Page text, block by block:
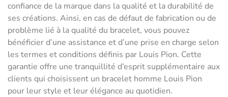
confiance de la marque dans la qualité et la durabilité de
ses créations. Ainsi, en cas de défaut de fabrication ou de
problème lié à la qualité du bracelet, vous pouvez
bénéficier d’une assistance et d’une prise en charge selon
les termes et conditions définis par Louis Pion. Cette
garantie offre une tranquillité d’esprit supplémentaire aux
clients qui choisissent un bracelet homme Louis Pion
pour leur style et leur élégance au quotidien.